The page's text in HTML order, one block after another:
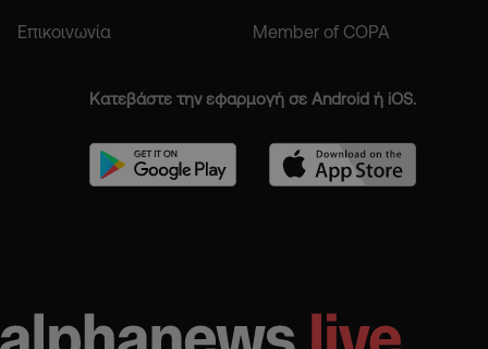
Επικοινωνία Member of COPA
Κατεβάστε την εφαρμογή σε Android ή iOS.